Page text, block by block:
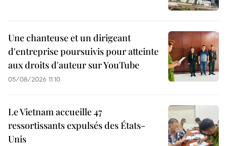
Une chanteuse et un dirigeant
d'entreprise poursuivis pour atteinte
aux droits d'auteur sur YouTube
05/08/2026 11:10
Le Vietnam accueille 47
ressortissants expulsés des États-
Unis